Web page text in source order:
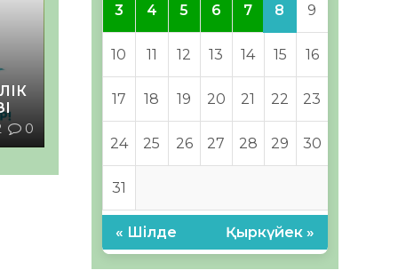
0
3 4 5 6 7 8 9
10 11 12 13 14 15 16
17 18 19 20 21 22 23
24 25 26 27 28 29 30
31
« Шілде Қыркүйек »